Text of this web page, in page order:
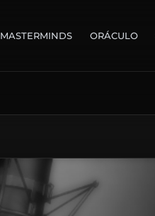
MASTERMINDS ORÁCULO